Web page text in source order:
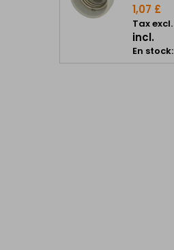
1,07 £
Tax excl.
incl.
En stock: